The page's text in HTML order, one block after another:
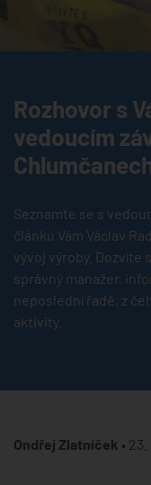
Rozhovor s
vedoucím
Seznamte se s
článku Vám Václav
vývoj výroby. Dozvíte
správný manažer,
neposlední řadě, z
aktivity.
Ondřej Zlatníček • 23.